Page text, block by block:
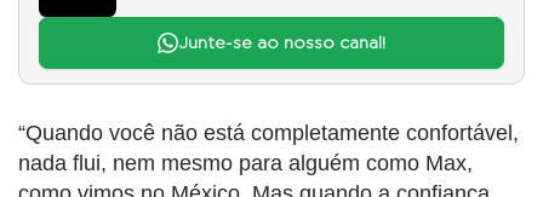
Junte-se ao nosso canal!
“Quando você não está completamente confortável,
nada flui, nem mesmo para alguém como Max,